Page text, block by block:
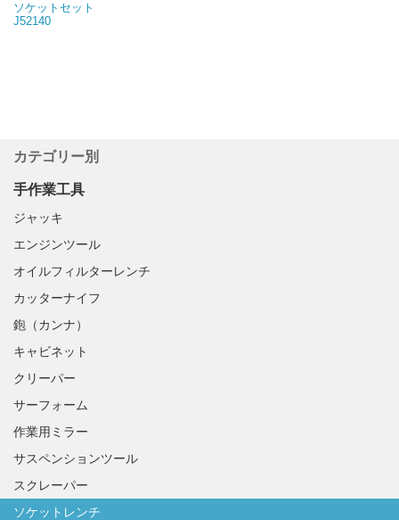
ソケットセット
J52140
カテゴリー別
手作業工具
ジャッキ
エンジンツール
オイルフィルターレンチ
カッターナイフ
鉋（カンナ）
キャビネット
クリーパー
サーフォーム
作業用ミラー
サスペンションツール
スクレーパー
ソケットレンチ